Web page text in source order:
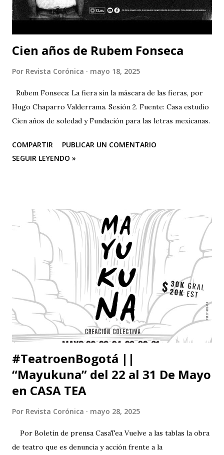
Cien años de Rubem Fonseca
Por Revista Corónica mayo 18, 2025
Rubem Fonseca: La fiera sin la máscara de las fieras, por
Hugo Chaparro Valderrama. Sesión 2. Fuente: Casa estudio
Cien años de soledad y Fundación para las letras mexicanas.
COMPARTIR
PUBLICAR UN COMENTARIO
SEGUIR LEYENDO »
#TeatroenBogotá ||
“Mayukuna” del 22 al 31 De Mayo
en CASA TEA
Por Revista Corónica mayo 28, 2025
Por Boletín de prensa CasaTea Vuelve a las tablas la obra
de teatro que es denuncia y acción frente a la